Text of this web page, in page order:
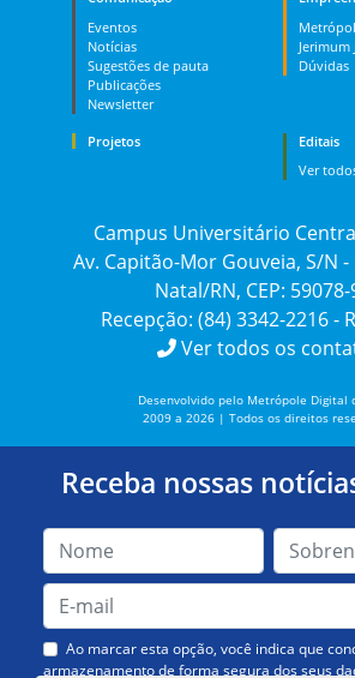
Eventos
Notícias
Sugestões de pauta
Publicações
Newsletter
Jerimum
Dúvidas
Projetos
Editais
Ver
Campus Universitário
Av. Capitão-Mor Gouveia, S/N -
Natal/RN, CEP:
Recepção: (84) 3342-2216 -
Ver todos os
Desenvolvido pelo Metrópole Digital
2009 a 2026 | Todos os direitos
Receba nossas
Ao marcar esta opção, você indica que
armazenamento de forma segura dos seus